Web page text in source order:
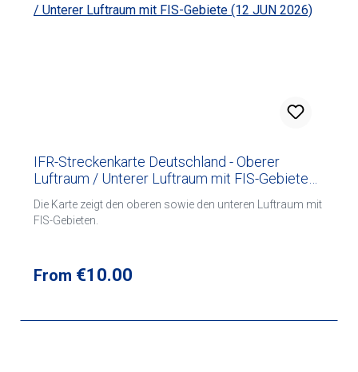
IFR-Streckenkarte Deutschland - Oberer
Luftraum / Unterer Luftraum mit FIS-Gebiete
(12 JUN 2026)
Die Karte zeigt den oberen sowie den unteren Luftraum mit
FIS-Gebieten.
Regular price:
From €10.00